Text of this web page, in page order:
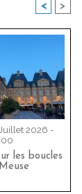
< >
2026 -
les boucles